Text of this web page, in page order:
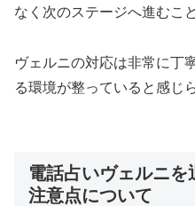
なく次のステージへ進むこ
ヴェルニの対応は非常に丁
る環境が整っていると感じ
電話占いヴェルニ
注意点について